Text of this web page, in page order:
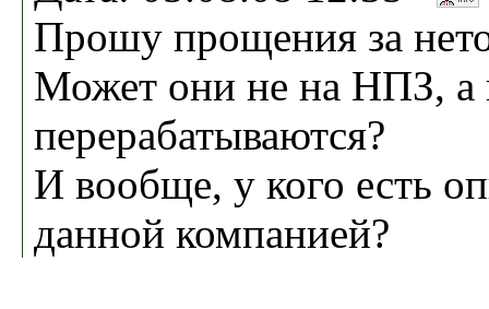
Прошу прощения за
Может они не на НПЗ, а
перерабатываются?
И вообще, у кого есть
данной компанией?